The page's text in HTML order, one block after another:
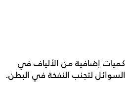
إضافية من الألياف في
لتجنب النفخة في البطن.